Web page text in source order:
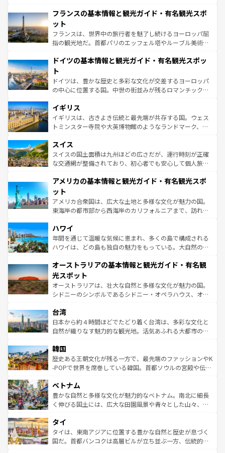
なお、新着のイタリア情報はコンテンツ一覧を参照してほ
しい。
文化が根付くこの国では、情熱的なフラメンコ、熱気あふ
れる闘牛、そして美味しいタパスが生活の一部となってい
る。首都マドリードの洗練された雰囲気や、バルセロナの
アートに溢れた街角から、地方では古代ローマ遺跡や中世
せる。地方によって風土や気候が異なるスペインはその個
ンテンツ一覧 を参照してほしい。
フランスの基本情報と観光ガイド・有名観光スポ
ット
フランスは、世界中の旅行者を魅了し続けるヨーロッパ屈
指の観光地だ。首都パリのエッフェル塔やルーブル美術館
で、幅広い魅力が詰まっている。華麗な宮殿、歴史的な大
聖堂、美しいビーチ、そして豊かな自然が、訪れる者を心
から魅了する。また、フランスは美食の国としても知ら
れ、フランス料理はユネスコ無形文化遺産にも登録されて
香り高いラベンダー畑など、多彩な楽しみ方が可能だ。さ
らに、パリ以外の地域にも魅力が溢れており、どの街角に
も豊かな歴史と文化が息づいている。パリ以外の個性あふ
を参照してほしい。
ドイツの基本情報と観光ガイド・有名観光スポッ
ト
ドイツは、豊かな歴史と多彩な文化が交差するヨーロッパ
の中心に位置する国。中世の街並みが残るロマンチック街
顔を持つこの国は、どこを歩いても飽きることがない。ベ
ルリンの文化的活気、バイエルン州のアルプスの絶景、そ
してライン川沿いのワイン畑といった風景は必見。ビール
は、お酒好きな人にはぜひ体験してほしい。 なお、新着の
ドイツ情報はコンテンツ一覧を参照してほしい。
イギリス
イギリスは、古きよき伝統と最先端が共存する国。ウェス
トミンスター寺院や大英博物館のようなランドマーク、歴
リアごとに異なる魅力がある。また、優雅なアフタヌーン
ティー、ビール好きにはたまらない英国パブ、サッカー観
戦など、本場だからこそできる体験も豊富。イギリスを旅
ンツ一覧を参照してほしい。
スイス
スイスの国土面積は九州ほどの広さだが、運行時刻が正確
な交通網が整備されており、初心者でも安心して個人旅行
の建物がそのまま残る町や、スイスならではのユニークな
博物館もあり、アルプス観光だけでなく町歩きも満喫する
ことができる。国民の所得が高いため物価も高いが、旅行
者向けの交通パス提供のサービスもあり、うまく活用すれ
着のスイス情報は
アメリカの基本情報と観光ガイド・有名観光スポ
ット
アメリカ合衆国は、広大な土地と多様な文化が魅力の国。
東海岸の都市部から西海岸のカリフォルニアまで、訪れる
のような巨大都市は、観光、ショッピング、エンターテイ
ンメントが詰まった刺激的なスポットだ。一方、アメリカ
西部には大自然が広がり、グランドキャニオンやイエロー
部のニューオーリンズでは、音楽と美食が融合した独特の
文化が魅力。旅行者はアメリカの各地域で異なる魅力を楽
しみながら、その多様性と豊かな歴史を感じることができ
るだろう。車でのロードトリップや列車の旅も、アメリカ
情報は
ハワイ
年間を通じて温暖な気候に恵まれ、多くの島で構成される
ハワイは、どの島も独自の魅力をもっている。大自然の神
ワイ島は見逃せない。また、定番の観光地といえばオアフ
島だが、静かな自然を求めるならマウイ島やカウアイ島が
おすすめ。エメラルドグリーンに輝く海をはじめ、豊かな
文化や歴史が息づいている。「アロハスピリット」と呼ば
人々、おいしいローカルフードやハワイアンミュージッ
ク、伝統的なフラダンスなど、すべてがハワイの魅力を彩
っている。訪れるたびに新しい発見と感動が待っているハ
はコンテンツ一覧
オーストラリアの基本情報と観光ガイド・有名観
光スポット
オーストラリアは、壮大な自然と多様な文化が魅力の国。
シドニーのシンボルであるシドニー・オペラハウス、オー
リアリーフや大陸中央部にそびえるウルル（エアーズロッ
ク）、タスマニアの美しい原生林やケアンズの熱帯雨林な
ど、見どころがたくさん。また、カフェやワイン、オージ
いる。アクティビティも充実しており、サーフィンやダイ
ビング、ハイキングなど、アウトドア好きにはたまらな
い。オーストラリアの多彩な魅力を存分に味わいつくそ
参照してほしい。
台湾
日本から約４時間ほどでたどり着く台湾は、多彩な文化と
自然が織りなす魅力的な観光地。活気あふれる大都市の台
ン）、静ひつな山岳地帯である台湾東部など、都市の喧騒
と山間の静けさが共存しており、訪れる人に新しい発見と
驚きをもたらしてくれる。また、奥深い台湾の食文化も魅
容にもいいと評判のスイーツなど、バラエティ豊かな料理
が味わえる。 なお、新着の台湾情報は コンテンツ一覧を参
照してほしい。
韓国
歴史ある王朝文化が残る一方で、最先端のファッションやK
-POPで世界を席巻している韓国。首都ソウルの宮殿や伝統
き、地方に足を延ばせば四季折々の自然美を楽しむことが
できる。そして、キムチや焼肉、絶品のストリートフード
まで、さまざまな韓国料理が待っている。夜には、韓国な
リティに包まれながら、韓国の多彩な魅力を心ゆくまで味
わってみてほしい。 なお、新着の韓国情報はコンテンツ一
覧を参照してほしい。
ベトナム
豊かな自然と多様な文化が魅力的なベトナム。南北に細長
く伸びる国土には、広大な田園風景や青々とした山々、世
急速な発展と共に伝統が息づく。ハノイの古い町並みやホ
ーチミン市のフランス統治時代の建物も、独特の雰囲気を
醸し出している。また、バラエティの豊かさとおいしさで
タイ
タイは、東南アジアに位置する豊かな自然と歴史が息づく
国だ。首都バンコクは高層ビルが立ち並ぶ一方、伝統的な